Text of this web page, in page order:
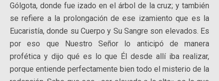
Gólgota, donde fue izado en el árbol de la cruz; y también
se refiere a la prolongación de ese izamiento que es la
Eucaristía, donde su Cuerpo y Su Sangre son elevados. Es
por eso que Nuestro Señor lo anticipó de manera
profética y dijo qué es lo que Él desde allí iba realizar,
porque entiende perfectamente bien todo el misterio de la